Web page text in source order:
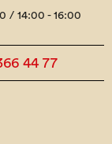
/ 14:00 - 16:00
44 77